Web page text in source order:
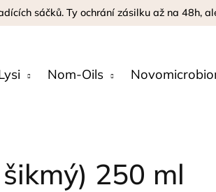
sáčků. Ty ochrání zásilku až na 48h,
Nom-Oils
250 ml